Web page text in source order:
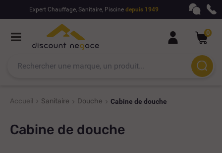
Expert Chauffage, Sanitaire, Piscine depuis 1949
0
Accueil Sanitaire Douche Cabine de douche
Cabine de douche